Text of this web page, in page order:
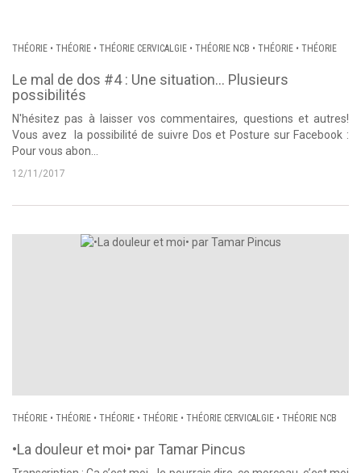
THÉORIE • THÉORIE • THÉORIE CERVICALGIE • THÉORIE NCB • THÉORIE • THÉORIE
Le mal de dos #4 : Une situation… Plusieurs
possibilités
N'hésitez pas à laisser vos commentaires, questions et autres!
Vous avez la possibilité de suivre Dos et Posture sur Facebook :
Pour vous abon...
12/11/2017
THÉORIE • THÉORIE • THÉORIE • THÉORIE • THÉORIE CERVICALGIE • THÉORIE NCB
•La douleur et moi• par Tamar Pincus